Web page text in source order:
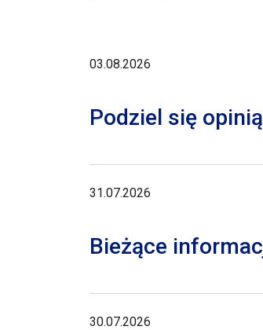
03.08.2026
Podziel się
31.07.2026
Bieżące
30.07.2026